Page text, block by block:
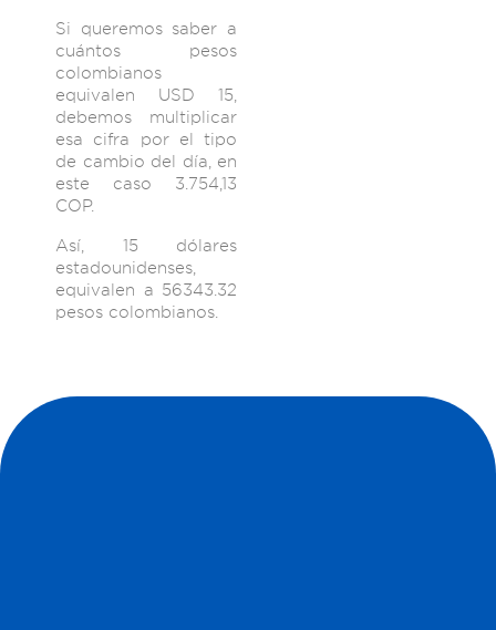
Si queremos saber a
cuántos pesos
colombianos
equivalen USD 15,
debemos multiplicar
esa cifra por el tipo
de cambio del día, en
este caso 3.754,13
COP.
Así, 15 dólares
estadounidenses,
equivalen a 56343.32
pesos colombianos.